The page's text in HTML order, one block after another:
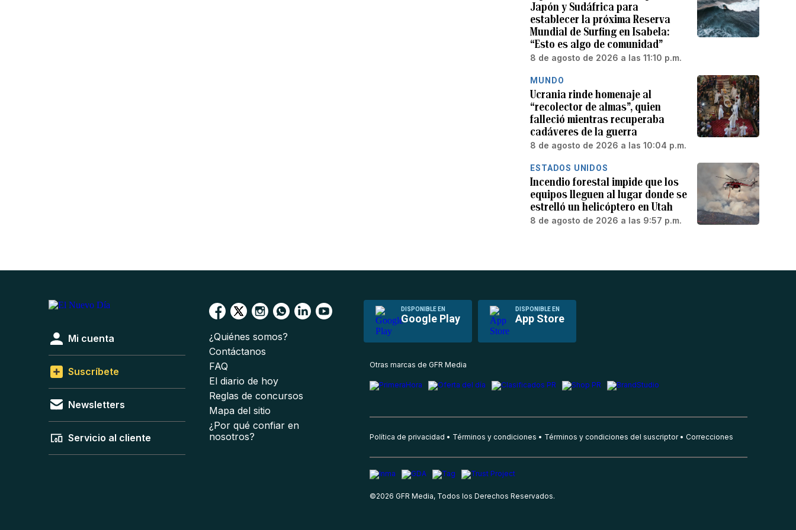
Japón y Sudáfrica para
establecer la próxima Reserva
Mundial de Surfing en Isabela:
“Esto es algo de comunidad”
8 de agosto de 2026 a las 11:10 p.m.
MUNDO
Ucrania rinde homenaje al
“recolector de almas”, quien
falleció mientras recuperaba
cadáveres de la guerra
8 de agosto de 2026 a las 10:04 p.m.
ESTADOS UNIDOS
Incendio forestal impide que los
equipos lleguen al lugar donde se
estrelló un helicóptero en Utah
8 de agosto de 2026 a las 9:57 p.m.
DISPONIBLE EN
Google Play
DISPONIBLE EN
App Store
Mi cuenta
Suscríbete
Newsletters
Servicio al cliente
¿Quiénes somos?
Contáctanos
FAQ
El diario de hoy
Reglas de concursos
Mapa del sitio
¿Por qué confiar en
nosotros?
Otras marcas de GFR Media
Política de privacidad Términos y condiciones Términos y condiciones del suscriptor Correcciones
©2026 GFR Media, Todos los Derechos Reservados.